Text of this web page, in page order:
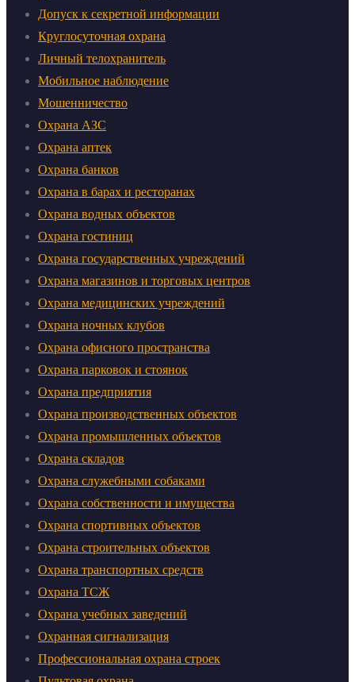
Допуск к секретной информации
Круглосуточная охрана
Личный телохранитель
Мобильное наблюдение
Мошенничество
Охрана АЗС
Охрана аптек
Охрана банков
Охрана в барах и ресторанах
Охрана водных объектов
Охрана гостиниц
Охрана государственных учреждений
Охрана магазинов и торговых центров
Охрана медицинских учреждений
Охрана ночных клубов
Охрана офисного пространства
Охрана парковок и стоянок
Охрана предприятия
Охрана производственных объектов
Охрана промышленных объектов
Охрана складов
Охрана служебными собаками
Охрана собственности и имущества
Охрана спортивных объектов
Охрана строительных объектов
Охрана транспортных средств
Охрана ТСЖ
Охрана учебных заведений
Охранная сигнализация
Профессиональная охрана строек